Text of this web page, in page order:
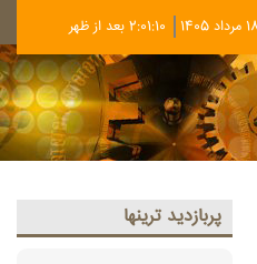
2:01:10 بعد از ظهر
پربازديد ترينها